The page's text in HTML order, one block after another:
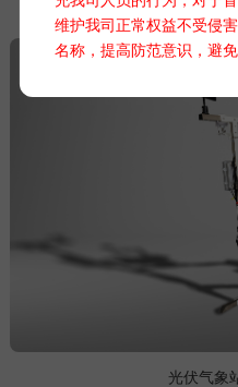
维护我司正常权益不受侵
名称，提高防范意识，避免
光伏气象